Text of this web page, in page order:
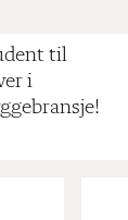
til
i